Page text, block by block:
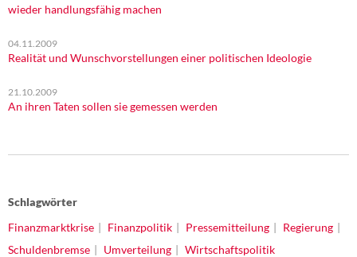
wieder handlungsfähig machen
04.11.2009
Realität und Wunschvorstellungen einer politischen Ideologie
21.10.2009
An ihren Taten sollen sie gemessen werden
Schlagwörter
Finanzmarktkrise
Finanzpolitik Pressemitteilung
Regierung
Schuldenbremse
Umverteilung Wirtschaftspolitik